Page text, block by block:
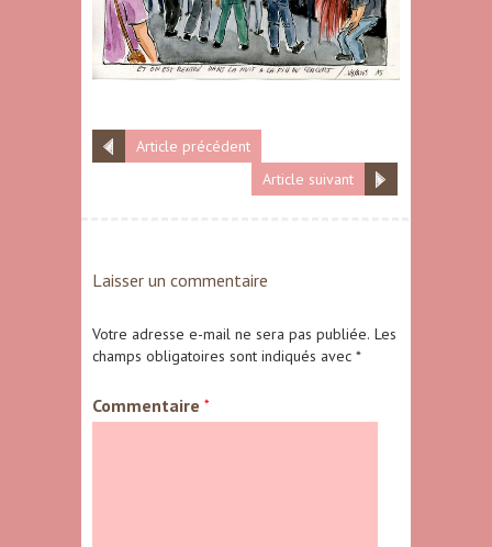
Article précédent
Article suivant
Laisser un commentaire
Votre adresse e-mail ne sera pas publiée. Les
champs obligatoires sont indiqués avec *
Commentaire *